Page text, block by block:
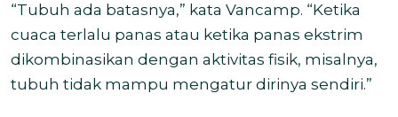
“Tubuh ada batasnya,” kata Vancamp. “Ketika
cuaca terlalu panas atau ketika panas ekstrim
dikombinasikan dengan aktivitas fisik, misalnya,
tubuh tidak mampu mengatur dirinya sendiri.”